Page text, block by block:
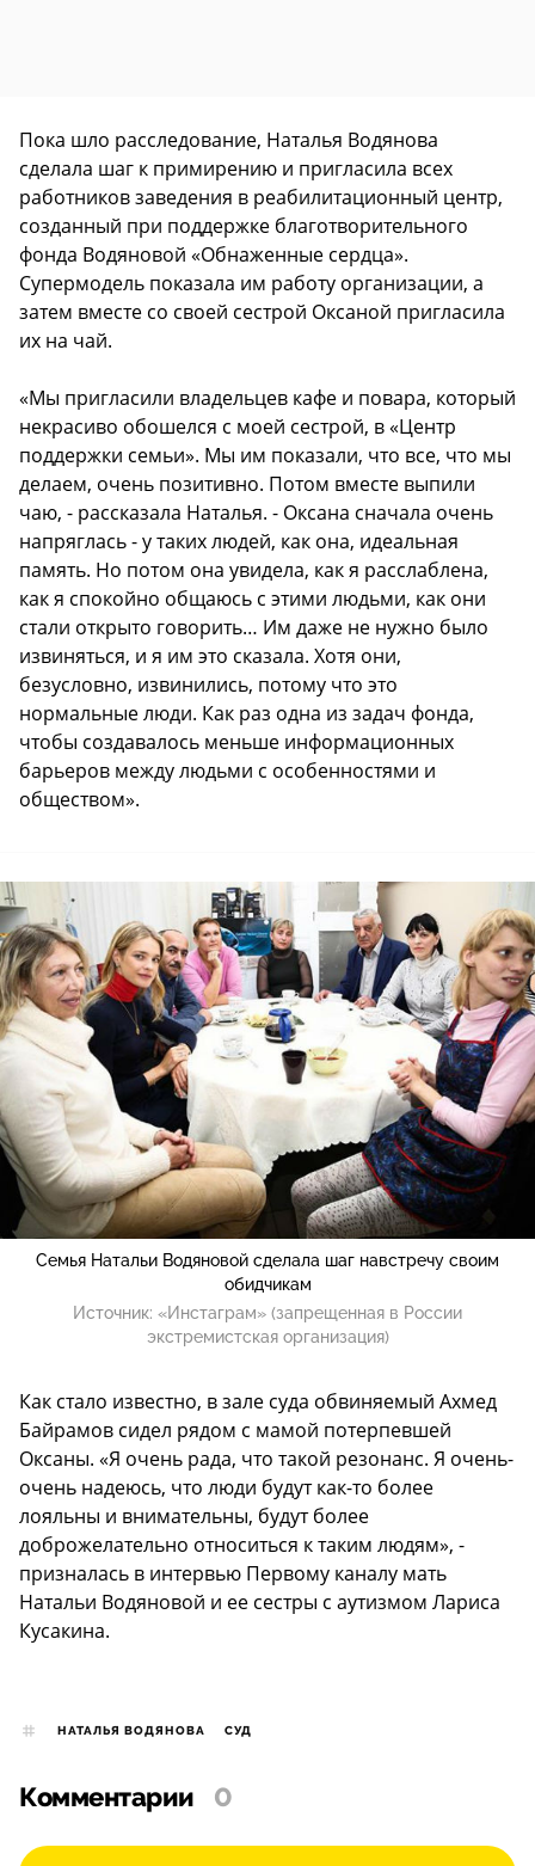
Пока шло расследование, Наталья Водянова
сделала шаг к примирению и пригласила всех
работников заведения в реабилитационный центр,
созданный при поддержке благотворительного
фонда Водяновой «Обнаженные сердца».
Супермодель показала им работу организации, а
затем вместе со своей сестрой Оксаной пригласила
их на чай.
«Мы пригласили владельцев кафе и повара, который
некрасиво обошелся с моей сестрой, в «Центр
поддержки семьи». Мы им показали, что все, что мы
делаем, очень позитивно. Потом вместе выпили
чаю, - рассказала Наталья. - Оксана сначала очень
напряглась - у таких людей, как она, идеальная
память. Но потом она увидела, как я расслаблена,
как я спокойно общаюсь с этими людьми, как они
стали открыто говорить… Им даже не нужно было
извиняться, и я им это сказала. Хотя они,
безусловно, извинились, потому что это
нормальные люди. Как раз одна из задач фонда,
чтобы создавалось меньше информационных
барьеров между людьми с особенностями и
обществом».
Семья Натальи Водяновой сделала шаг навстречу своим
обидчикам
Источник: «Инстаграм» (запрещенная в России
экстремистская организация)
Как стало известно, в зале суда обвиняемый Ахмед
Байрамов сидел рядом с мамой потерпевшей
Оксаны. «Я очень рада, что такой резонанс. Я очень-
очень надеюсь, что люди будут как-то более
лояльны и внимательны, будут более
доброжелательно относиться к таким людям», -
призналась в интервью Первому каналу мать
Натальи Водяновой и ее сестры с аутизмом Лариса
Кусакина.
НАТАЛЬЯ ВОДЯНОВА СУД
Комментарии 0